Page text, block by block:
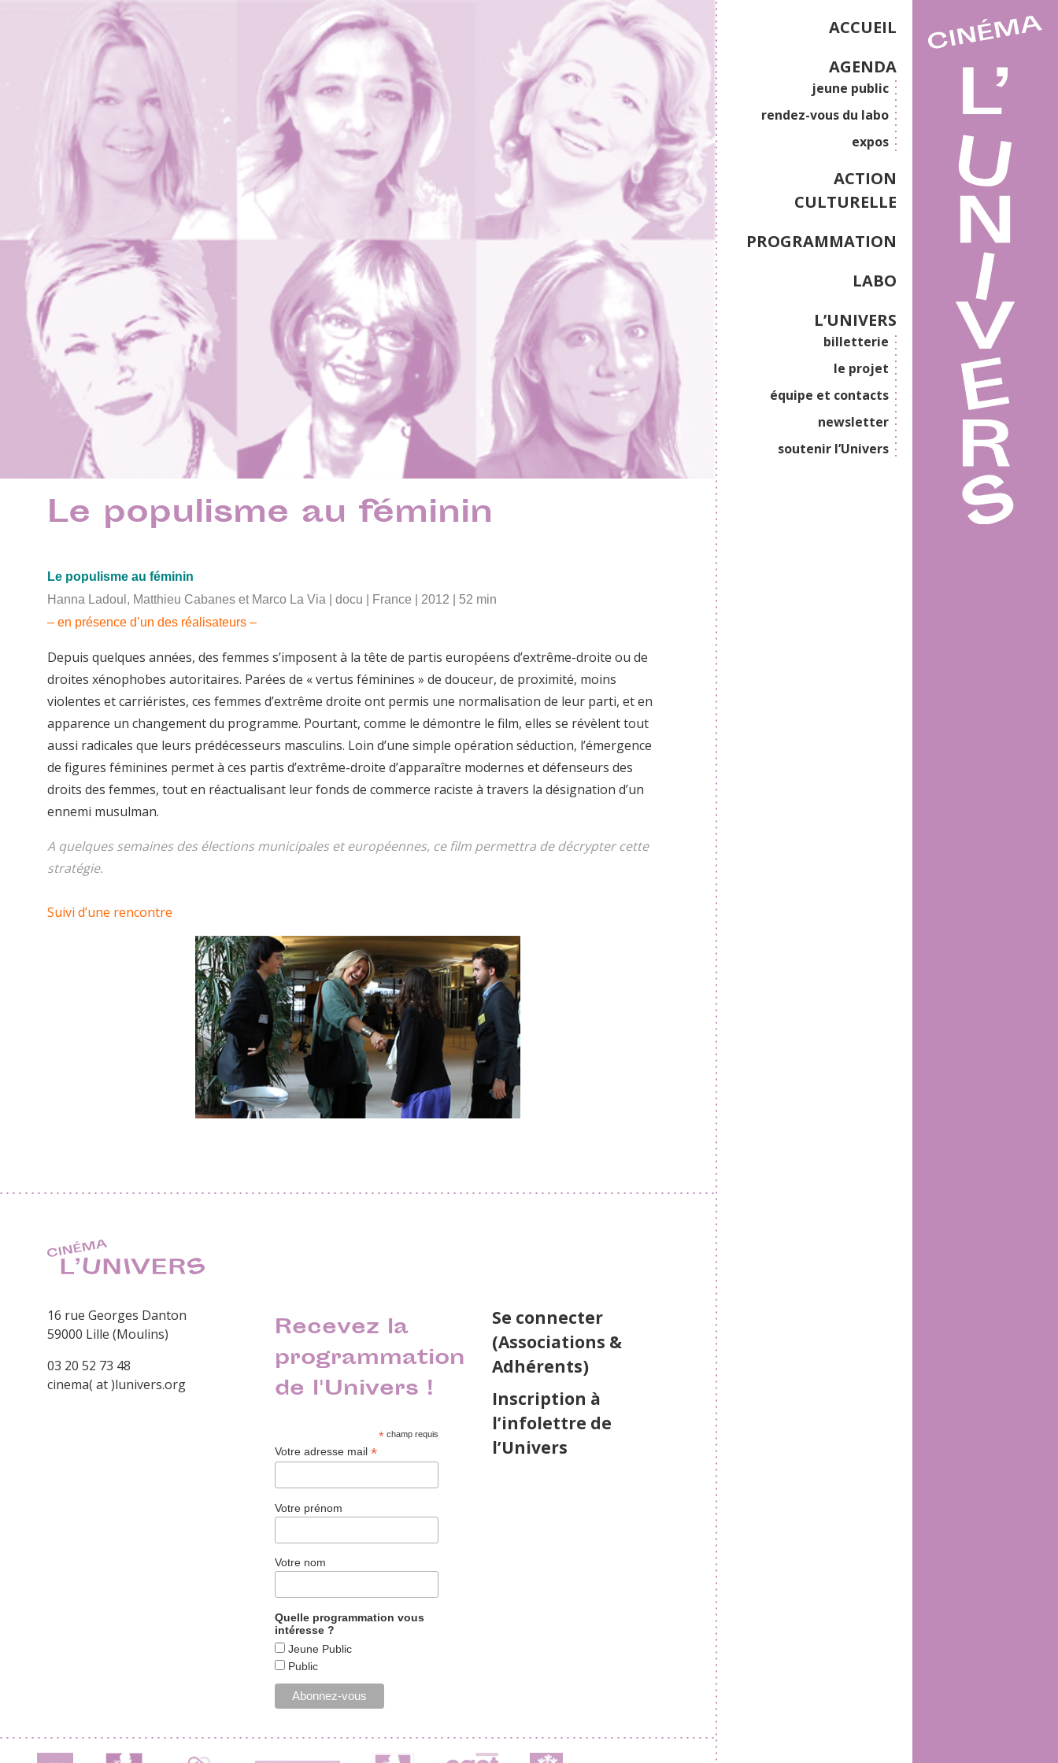
ACCUEIL
AGENDA
jeune public
rendez-vous du labo
expos
ACTION
CULTURELLE
PROGRAMMATION
LABO
L’UNIVERS
billetterie
le projet
équipe et contacts
newsletter
soutenir l’Univers
Le populisme au féminin
Le populisme au féminin
Hanna Ladoul, Matthieu Cabanes et Marco La Via | docu | France | 2012 | 52 min
– en présence d’un des réalisateurs –
Depuis quelques années, des femmes s’imposent à la tête de partis européens d’extrême-droite ou de
droites xénophobes autoritaires. Parées de « vertus féminines » de douceur, de proximité, moins
violentes et carriéristes, ces femmes d’extrême droite ont permis une normalisation de leur parti, et en
apparence un changement du programme. Pourtant, comme le démontre le film, elles se révèlent tout
aussi radicales que leurs prédécesseurs masculins. Loin d’une simple opération séduction, l’émergence
de figures féminines permet à ces partis d’extrême-droite d’apparaître modernes et défenseurs des
droits des femmes, tout en réactualisant leur fonds de commerce raciste à travers la désignation d’un
ennemi musulman.
A quelques semaines des élections municipales et européennes, ce film permettra de décrypter cette
stratégie.
Suivi d’une rencontre
16 rue Georges Danton
59000 Lille (Moulins)
03 20 52 73 48
cinema( at )lunivers.org
Recevez la
programmation
de l'Univers !
*champ requis
Votre adresse mail*
Votre prénom
Votre nom
Quelle programmation vous
intéresse ?
Jeune Public
Public
Se connecter
(Associations &
Adhérents)
Inscription à
l’infolettre de
l’Univers